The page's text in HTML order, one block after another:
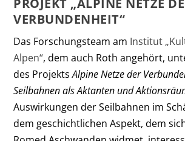
VERBUNDENHEIT“
Das Forschungsteam am Institut
Alpen“, dem auch Roth angehört,
des ProjektsAlpine Netze der
Seilbahnen als Aktanten und
Auswirkungen der Seilbahnen im
dem geschichtlichen Aspekt, dem